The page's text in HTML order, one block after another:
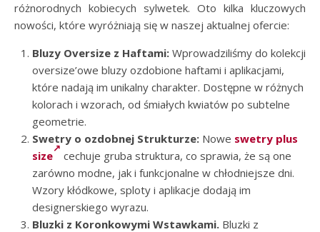
różnorodnych kobiecych sylwetek. Oto kilka kluczowych
nowości, które wyróżniają się w naszej aktualnej ofercie:
Bluzy Oversize z Haftami: Wprowadziliśmy do kolekcji
oversize’owe bluzy ozdobione haftami i aplikacjami,
które nadają im unikalny charakter. Dostępne w różnych
kolorach i wzorach, od śmiałych kwiatów po subtelne
geometrie.
Swetry o ozdobnej Strukturze: Nowe swetry plus
size
cechuje gruba struktura, co sprawia, że są one
zarówno modne, jak i funkcjonalne w chłodniejsze dni.
Wzory kłódkowe, sploty i aplikacje dodają im
designerskiego wyrazu.
Bluzki z Koronkowymi Wstawkami. Bluzki z